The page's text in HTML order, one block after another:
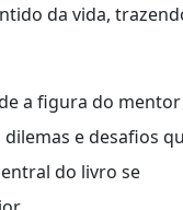
da vida,
a figura do mentor
e desafios
do livro se